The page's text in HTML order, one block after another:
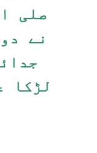
صلی
نے
لڑکا